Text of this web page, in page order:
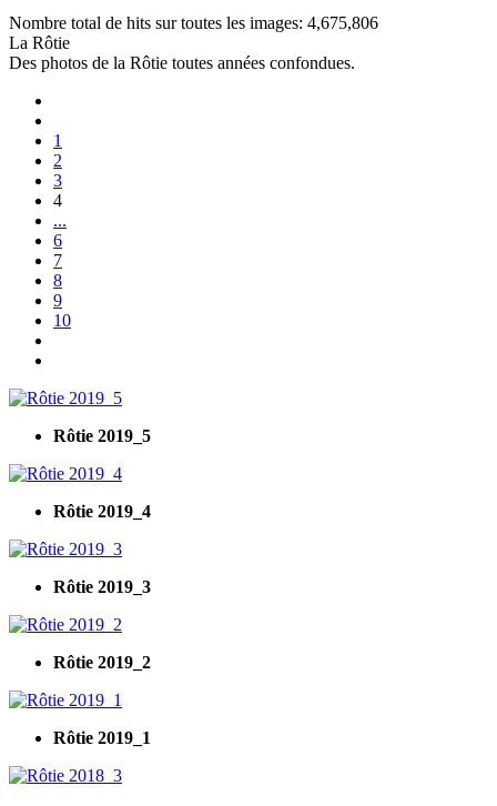
Nombre total de hits sur toutes les images: 4,675,806
La Rôtie
Des photos de la Rôtie toutes années confondues.
1
2
3
4
...
6
7
8
9
10
Rôtie 2019_5
Rôtie 2019_4
Rôtie 2019_3
Rôtie 2019_2
Rôtie 2019_1